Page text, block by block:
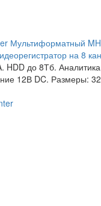
Мультиформатный
на 8
HDD до 8Тб.
12В DC. Размеры: